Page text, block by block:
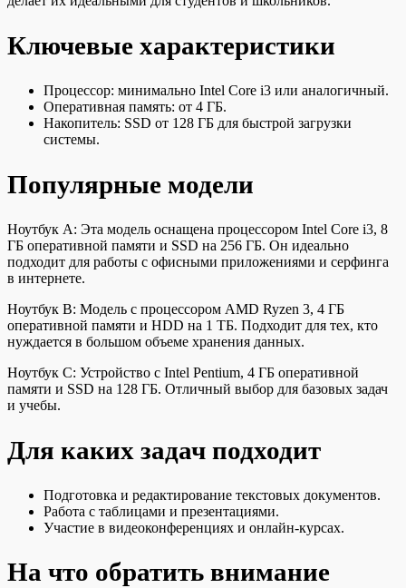
Ключевые характеристики
Процессор: минимально Intel Core i3 или аналогичный.
Оперативная память: от 4 ГБ.
Накопитель: SSD от 128 ГБ для быстрой загрузки
системы.
Популярные модели
Ноутбук A: Эта модель оснащена процессором Intel Core i3, 8
ГБ оперативной памяти и SSD на 256 ГБ. Он идеально
подходит для работы с офисными приложениями и серфинга
в интернете.
Ноутбук B: Модель с процессором AMD Ryzen 3, 4 ГБ
оперативной памяти и HDD на 1 ТБ. Подходит для тех, кто
нуждается в большом объеме хранения данных.
Ноутбук C: Устройство с Intel Pentium, 4 ГБ оперативной
памяти и SSD на 128 ГБ. Отличный выбор для базовых задач
и учебы.
Для каких задач подходит
Подготовка и редактирование текстовых документов.
Работа с таблицами и презентациями.
Участие в видеоконференциях и онлайн-курсах.
На что обратить внимание